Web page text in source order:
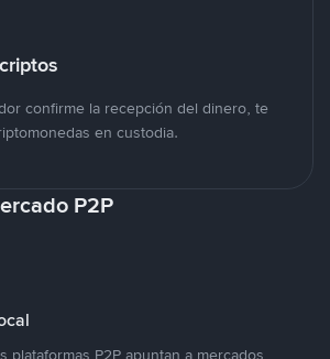
confirme la recepción del dinero, te
en custodia.
P2P
plataformas P2P apuntan a mercados